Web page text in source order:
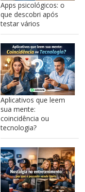
Apps psicológicos: o
que descobri após
testar vários
Aplicativos que leem
sua mente:
coincidência ou
tecnologia?